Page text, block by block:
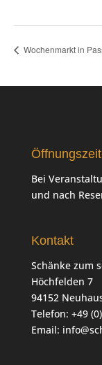
Wochenmarkt in
Bei
und nach
Kontakt
Schänke zum
Höchfelden 7
94152
Telefon: +49
Email: